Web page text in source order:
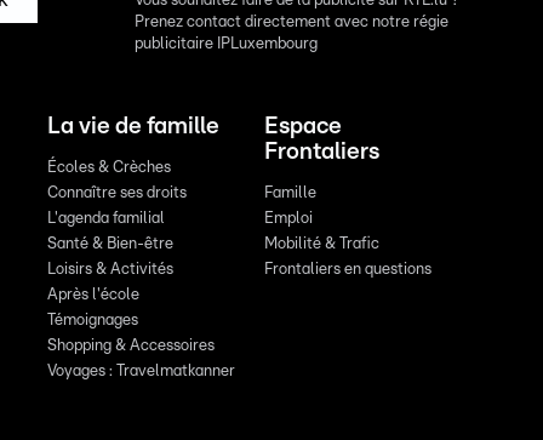
Prenez contact directement avec notre régie
publicitaire IPLuxembourg
La vie de famille
Écoles & Crèches
Connaître ses droits
L'agenda familial
Santé & Bien-être
Loisirs & Activités
Après l'école
Témoignages
Shopping & Accessoires
Voyages : Travelmatkanner
Espace
Frontaliers
Famille
Emploi
Mobilité & Trafic
Frontaliers en questions